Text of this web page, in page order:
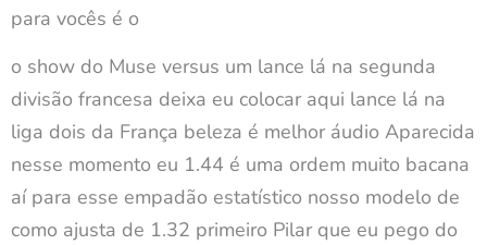
para vocês é o
o show do Muse versus um lance lá na segunda
divisão francesa deixa eu colocar aqui lance lá na
liga dois da França beleza é melhor áudio Aparecida
nesse momento eu 1.44 é uma ordem muito bacana
aí para esse empadão estatístico nosso modelo de
como ajusta de 1.32 primeiro Pilar que eu pego do